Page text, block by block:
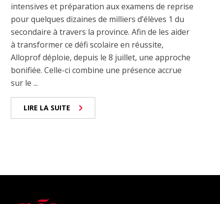
intensives et préparation aux examens de reprise
pour quelques dizaines de milliers d’élèves 1 du
secondaire à travers la province. Afin de les aider
à transformer ce défi scolaire en réussite,
Alloprof déploie, depuis le 8 juillet, une approche
bonifiée. Celle-ci combine une présence accrue
sur le ...
LIRE LA SUITE